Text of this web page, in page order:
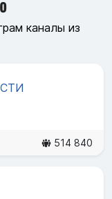
каналы из
514 840